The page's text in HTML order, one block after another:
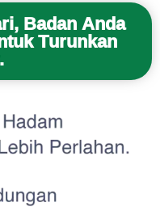
Badan Anda
Turunkan